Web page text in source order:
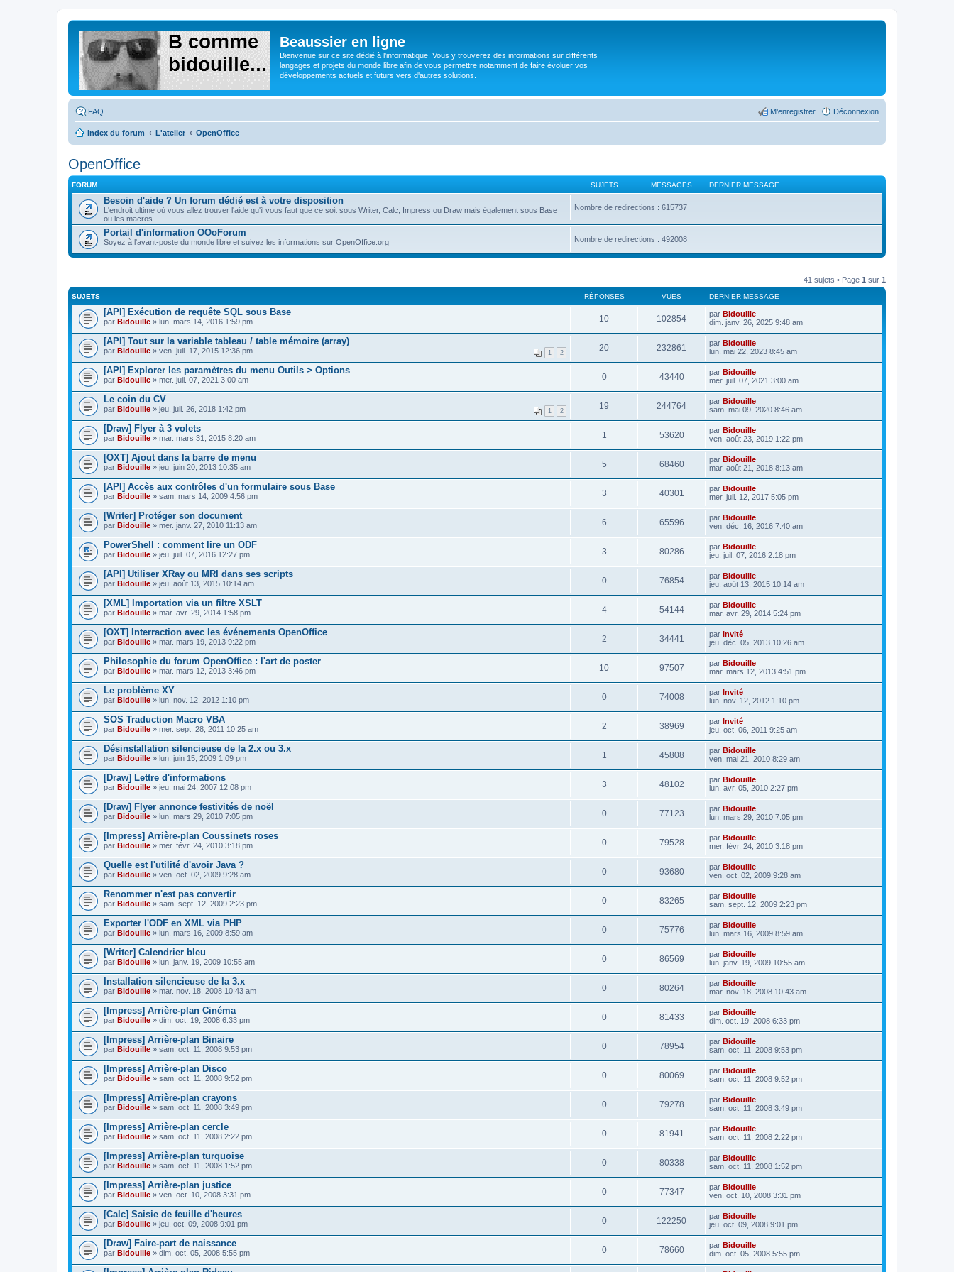
Beaussier en ligne
Bienvenue sur ce site dédié à l'informatique. Vous y trouverez des informations sur différents
langages et projets du monde libre afin de vous permettre notamment de faire évoluer vos
développements actuels et futurs vers d'autres solutions.
FAQ Déconnexion
M’enregistrer
Index du forum L'atelier OpenOffice
OpenOffice
FORUM SUJETS MESSAGES DERNIER MESSAGE
Besoin d'aide ? Un forum dédié est à votre disposition
L'endroit ultime où vous allez trouver l'aide qu'il vous faut que ce soit sous Writer, Calc, Impress ou Draw mais également sous Base
ou les macros.
Nombre de redirections : 615737
Portail d'information OOoForum
Soyez à l'avant-poste du monde libre et suivez les informations sur OpenOffice.org Nombre de redirections : 492008
41 sujets • Page 1 sur 1
SUJETS RÉPONSES VUES DERNIER MESSAGE
[API] Exécution de requête SQL sous Base
par Bidouille » lun. mars 14, 2016 1:59 pm 10 102854 par Bidouille
dim. janv. 26, 2025 9:48 am
[API] Tout sur la variable tableau / table mémoire (array)
1 2
par Bidouille » ven. juil. 17, 2015 12:36 pm 20 232861 par Bidouille
lun. mai 22, 2023 8:45 am
[API] Explorer les paramètres du menu Outils > Options
par Bidouille » mer. juil. 07, 2021 3:00 am 0 43440 par Bidouille
mer. juil. 07, 2021 3:00 am
Le coin du CV
1 2
par Bidouille » jeu. juil. 26, 2018 1:42 pm 19 244764 par Bidouille
sam. mai 09, 2020 8:46 am
[Draw] Flyer à 3 volets
par Bidouille » mar. mars 31, 2015 8:20 am 1 53620 par Bidouille
ven. août 23, 2019 1:22 pm
[OXT] Ajout dans la barre de menu
par Bidouille » jeu. juin 20, 2013 10:35 am 5 68460 par Bidouille
mar. août 21, 2018 8:13 am
[API] Accès aux contrôles d'un formulaire sous Base
par Bidouille » sam. mars 14, 2009 4:56 pm 3 40301 par Bidouille
mer. juil. 12, 2017 5:05 pm
[Writer] Protéger son document
par Bidouille » mer. janv. 27, 2010 11:13 am 6 65596 par Bidouille
ven. déc. 16, 2016 7:40 am
PowerShell : comment lire un ODF
par Bidouille » jeu. juil. 07, 2016 12:27 pm 3 80286 par Bidouille
jeu. juil. 07, 2016 2:18 pm
[API] Utiliser XRay ou MRI dans ses scripts
par Bidouille » jeu. août 13, 2015 10:14 am 0 76854 par Bidouille
jeu. août 13, 2015 10:14 am
[XML] Importation via un filtre XSLT
par Bidouille » mar. avr. 29, 2014 1:58 pm 4 54144 par Bidouille
mar. avr. 29, 2014 5:24 pm
[OXT] Interraction avec les événements OpenOffice
par Bidouille » mar. mars 19, 2013 9:22 pm 2 34441 par Invité
jeu. déc. 05, 2013 10:26 am
Philosophie du forum OpenOffice : l'art de poster
par Bidouille » mar. mars 12, 2013 3:46 pm 10 97507 par Bidouille
mar. mars 12, 2013 4:51 pm
Le problème XY
par Bidouille » lun. nov. 12, 2012 1:10 pm 0 74008 par Invité
lun. nov. 12, 2012 1:10 pm
SOS Traduction Macro VBA
par Bidouille » mer. sept. 28, 2011 10:25 am 2 38969 par Invité
jeu. oct. 06, 2011 9:25 am
Désinstallation silencieuse de la 2.x ou 3.x
par Bidouille » lun. juin 15, 2009 1:09 pm 1 45808 par Bidouille
ven. mai 21, 2010 8:29 am
[Draw] Lettre d'informations
par Bidouille » jeu. mai 24, 2007 12:08 pm 3 48102 par Bidouille
lun. avr. 05, 2010 2:27 pm
[Draw] Flyer annonce festivités de noël
par Bidouille » lun. mars 29, 2010 7:05 pm 0 77123 par Bidouille
lun. mars 29, 2010 7:05 pm
[Impress] Arrière-plan Coussinets roses
par Bidouille » mer. févr. 24, 2010 3:18 pm 0 79528 par Bidouille
mer. févr. 24, 2010 3:18 pm
Quelle est l'utilité d'avoir Java ?
par Bidouille » ven. oct. 02, 2009 9:28 am 0 93680 par Bidouille
ven. oct. 02, 2009 9:28 am
Renommer n'est pas convertir
par Bidouille » sam. sept. 12, 2009 2:23 pm 0 83265 par Bidouille
sam. sept. 12, 2009 2:23 pm
Exporter l'ODF en XML via PHP
par Bidouille » lun. mars 16, 2009 8:59 am 0 75776 par Bidouille
lun. mars 16, 2009 8:59 am
[Writer] Calendrier bleu
par Bidouille » lun. janv. 19, 2009 10:55 am 0 86569 par Bidouille
lun. janv. 19, 2009 10:55 am
Installation silencieuse de la 3.x
par Bidouille » mar. nov. 18, 2008 10:43 am 0 80264 par Bidouille
mar. nov. 18, 2008 10:43 am
[Impress] Arrière-plan Cinéma
par Bidouille » dim. oct. 19, 2008 6:33 pm 0 81433 par Bidouille
dim. oct. 19, 2008 6:33 pm
[Impress] Arrière-plan Binaire
par Bidouille » sam. oct. 11, 2008 9:53 pm 0 78954 par Bidouille
sam. oct. 11, 2008 9:53 pm
[Impress] Arrière-plan Disco
par Bidouille » sam. oct. 11, 2008 9:52 pm 0 80069 par Bidouille
sam. oct. 11, 2008 9:52 pm
[Impress] Arrière-plan crayons
par Bidouille » sam. oct. 11, 2008 3:49 pm 0 79278 par Bidouille
sam. oct. 11, 2008 3:49 pm
[Impress] Arrière-plan cercle
par Bidouille » sam. oct. 11, 2008 2:22 pm 0 81941 par Bidouille
sam. oct. 11, 2008 2:22 pm
[Impress] Arrière-plan turquoise
par Bidouille » sam. oct. 11, 2008 1:52 pm 0 80338 par Bidouille
sam. oct. 11, 2008 1:52 pm
[Impress] Arrière-plan justice
par Bidouille » ven. oct. 10, 2008 3:31 pm 0 77347 par Bidouille
ven. oct. 10, 2008 3:31 pm
[Calc] Saisie de feuille d'heures
par Bidouille » jeu. oct. 09, 2008 9:01 pm 0 122250 par Bidouille
jeu. oct. 09, 2008 9:01 pm
[Draw] Faire-part de naissance
par Bidouille » dim. oct. 05, 2008 5:55 pm 0 78660 par Bidouille
dim. oct. 05, 2008 5:55 pm